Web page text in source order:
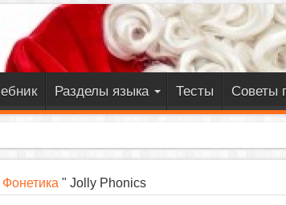
Разделы языка Тесты Советы
Фонетика " Jolly Phonics